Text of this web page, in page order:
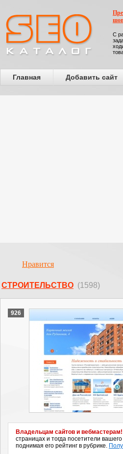
С
Главная Добавить сайт
Нравится
СТРОИТЕЛЬСТВО (1598)
926
Владельцам сайтов и вебмастерам!
страницах и тогда посетители
поднимая его рейтинг в рубрике.